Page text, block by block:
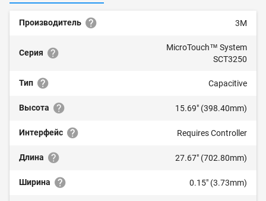
Производитель 3M
Серия
MicroTouch™ System
SCT3250
Тип Capacitive
Высота 15.69" (398.40mm)
Интерфейс Requires Controller
Длина 27.67" (702.80mm)
Ширина 0.15" (3.73mm)